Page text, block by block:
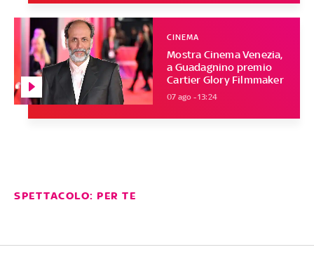
Mostra Cinema Venezia,
a Guadagnino premio
Cartier Glory Filmmaker
CINEMA
07 ago - 13:24
SPETTACOLO: PER TE